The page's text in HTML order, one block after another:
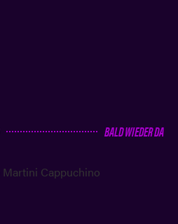
BALD WIEDER DA